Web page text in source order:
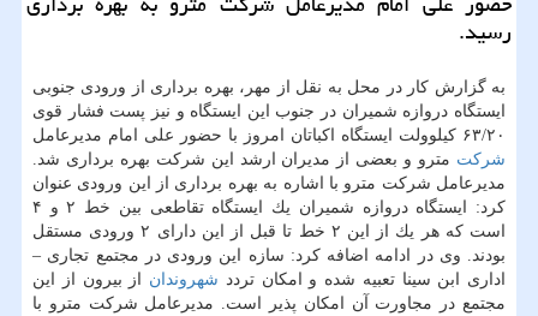
رسید.
به گزارش كار در محل به نقل از مهر، بهره برداری از ورودی جنوبی
ایستگاه دروازه شمیران در جنوب این ایستگاه و نیز پست فشار قوی
۶۳/۲۰ كیلوولت ایستگاه اكباتان امروز با حضور علی امام مدیرعامل
شركت مترو و بعضی از مدیران ارشد این شركت بهره برداری شد.
مدیرعامل شركت مترو با اشاره به بهره برداری از این ورودی عنوان
كرد: ایستگاه دروازه شمیران یك ایستگاه تقاطعی بین خط ۲ و ۴
است كه هر یك از این ۲ خط تا قبل از این دارای ۲ ورودی مستقل
بودند. وی در ادامه اضافه كرد: سازه این ورودی در مجتمع تجاری –
اداری ابن سینا تعبیه شده و امكان تردد شهروندان از بیرون از این
مجتمع در مجاورت آن امكان پذیر است. مدیرعامل شركت مترو با